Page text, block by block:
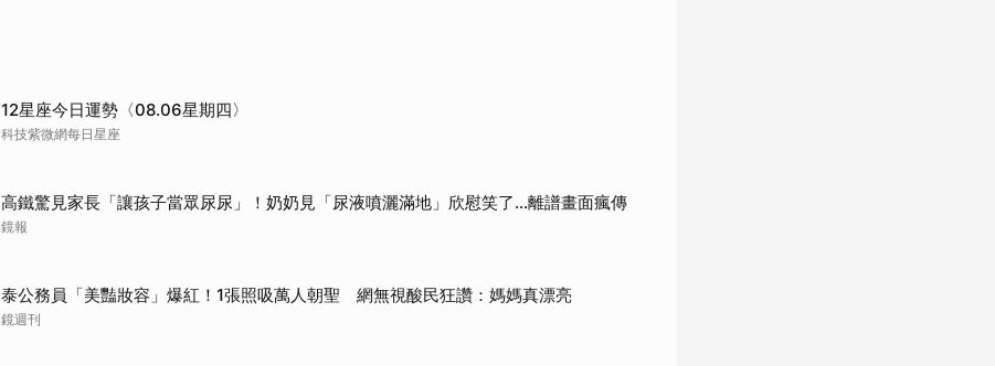
12星座今日運勢〈08.06星期四〉
科技紫微網每日星座
高鐵驚見家長「讓孩子當眾尿尿」！奶奶見「尿液噴灑滿地」欣慰笑了…離譜畫面瘋傳
鏡報
泰公務員「美豔妝容」爆紅！1張照吸萬人朝聖 網無視酸民狂讚：媽媽真漂亮
鏡週刊